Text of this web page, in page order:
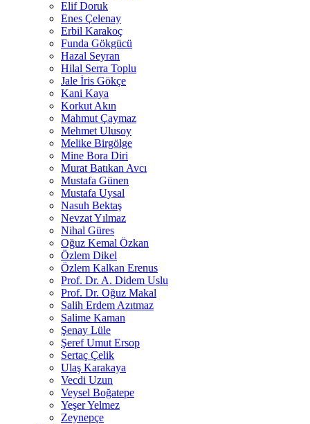
Elif Doruk
Enes Çelenay
Erbil Karakoç
Funda Gökgücü
Hazal Seyran
Hilal Serra Toplu
Jale İris Gökçe
Kani Kaya
Korkut Akın
Mahmut Çaymaz
Mehmet Ulusoy
Melike Birgölge
Mine Bora Diri
Murat Batıkan Avcı
Mustafa Günen
Mustafa Uysal
Nasuh Bektaş
Nevzat Yılmaz
Nihal Güres
Oğuz Kemal Özkan
Özlem Dikel
Özlem Kalkan Erenus
Prof. Dr. A. Didem Uslu
Prof. Dr. Oğuz Makal
Salih Erdem Azıtmaz
Salime Kaman
Şenay Lüle
Şeref Umut Ersop
Sertaç Çelik
Ulaş Karakaya
Vecdi Uzun
Veysel Boğatepe
Yeşer Yelmez
Zeynepçe